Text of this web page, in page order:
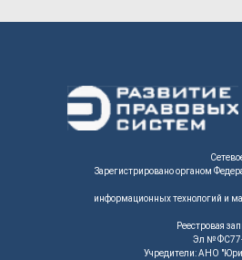
Зарегистрировано органом
информационных технологий и
Реестровая
Эл № ФС77-
Учредители: АНО